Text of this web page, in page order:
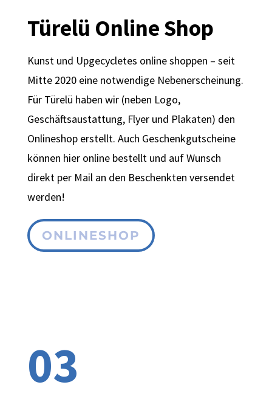
Türelü Online Shop
Kunst und Upgecycletes online shoppen – seit
Mitte 2020 eine notwendige Nebenerscheinung.
Für Türelü haben wir (neben Logo,
Geschäftsaustattung, Flyer und Plakaten) den
Onlineshop erstellt. Auch Geschenkgutscheine
können hier online bestellt und auf Wunsch
direkt per Mail an den Beschenkten versendet
werden!
ONLINESHOP
03